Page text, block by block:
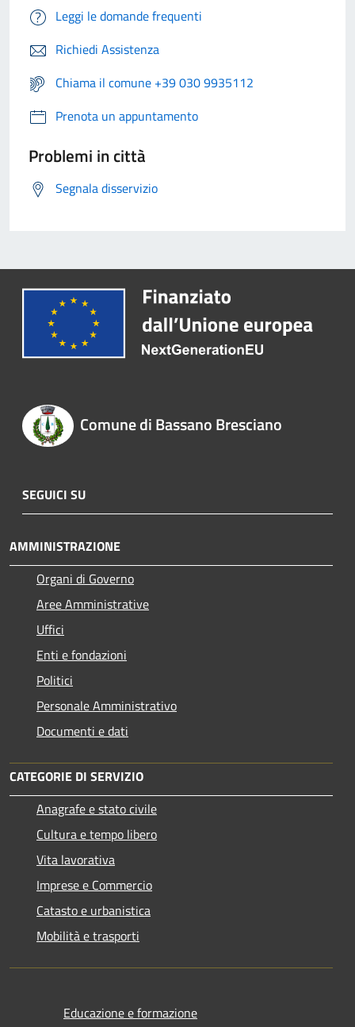
Leggi le domande frequenti
Richiedi Assistenza
Chiama il comune +39 030 9935112
Prenota un appuntamento
Problemi in città
Segnala disservizio
Comune di Bassano Bresciano
SEGUICI SU
AMMINISTRAZIONE
Organi di Governo
Aree Amministrative
Uffici
Enti e fondazioni
Politici
Personale Amministrativo
Documenti e dati
CATEGORIE DI SERVIZIO
Anagrafe e stato civile
Cultura e tempo libero
Vita lavorativa
Imprese e Commercio
Catasto e urbanistica
Mobilità e trasporti
Educazione e formazione